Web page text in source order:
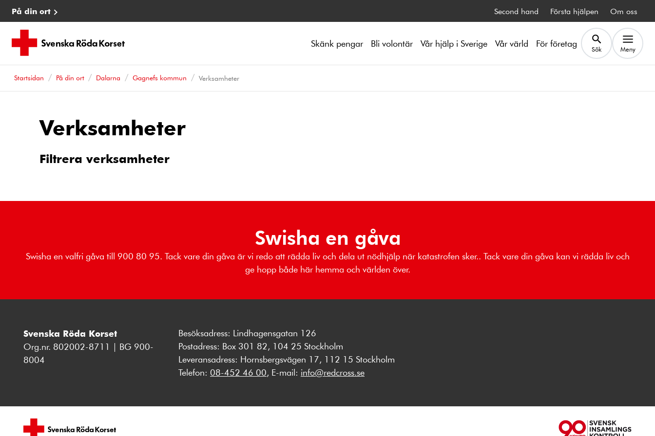
På din ort Second hand Första hjälpen Om oss
Skänk pengar Bli volontär Vår hjälp i Sverige Vår värld För företag Sök Meny
Startsidan På din ort Dalarna Gagnefs kommun Verksamheter
Verksamheter
Filtrera verksamheter
Swisha en gåva
Swisha en valfri gåva till 900 80 95. Tack vare din gåva är vi redo att rädda liv och dela ut nödhjälp när katastrofen sker.. Tack vare din gåva kan vi rädda liv och
ge hopp både här hemma och världen över.
Svenska Röda Korset
Org.nr. 802002-8711 | BG 900-
8004
Besöksadress: Lindhagensgatan 126
Postadress: Box 301 82, 104 25 Stockholm
Leveransadress: Hornsbergsvägen 17, 112 15 Stockholm
Telefon: 08-452 46 00, E-mail: info@redcross.se